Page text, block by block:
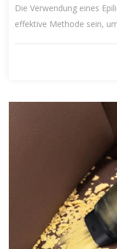
Die Verwendung eines
effektive Methode sein,